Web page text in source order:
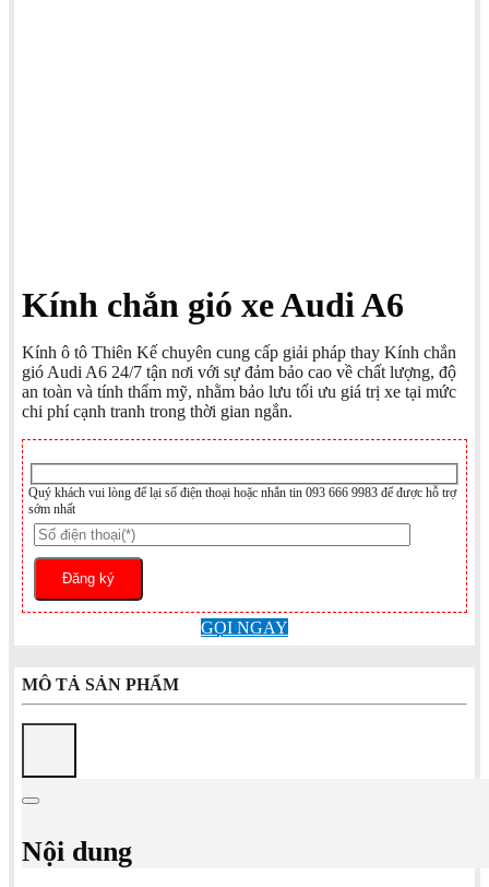
Kính chắn gió xe Audi A6
Kính ô tô Thiên Kế chuyên cung cấp giải pháp thay Kính chắn
gió Audi A6 24/7 tận nơi với sự đảm bảo cao về chất lượng, độ
an toàn và tính thẩm mỹ, nhằm bảo lưu tối ưu giá trị xe tại mức
chi phí cạnh tranh trong thời gian ngắn.
Quý khách vui lòng để lại số điện thoại hoặc nhắn tin 093 666 9983 để được hỗ trợ
sớm nhất
GỌI NGAY
MÔ TẢ SẢN PHẨM
Nội dung